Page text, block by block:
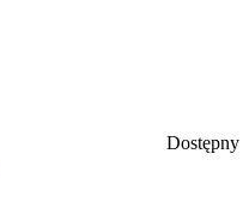
Dostępny